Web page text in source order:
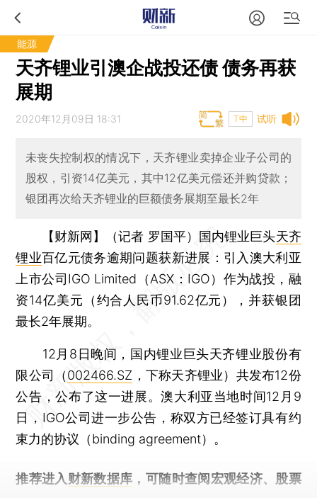
能源
天齐锂业引澳企战投还债 债务再获
展期
试听
2020年12月09日 18:31 T中
未丧失控制权的情况下，天齐锂业卖掉企业子公司的
股权，引资14亿美元，其中12亿美元偿还并购贷款；
银团再次给天齐锂业的巨额债务展期至最长2年
【财新网】（记者 罗国平） 国内锂业巨头天齐
锂业百亿元债务逾期问题获新进展：引入澳大利亚
上市公司IGO Limited（ASX：IGO）作为战投，融
资14亿美元（约合人民币91.62亿元），并获银团
最长2年展期。
12月8日晚间，国内锂业巨头天齐锂业股份有
限公司（002466.SZ ，下称天齐锂业）共发布12份
公告，公布了这一进展。澳大利亚当地时间12月9
日，IGO公司进一步公告，称双方已经签订具有约
束力的协议（binding agreement）。
推荐进入 财新数据库 ，可随时查阅宏观经济、股票